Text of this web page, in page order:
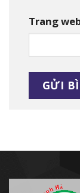
Trang